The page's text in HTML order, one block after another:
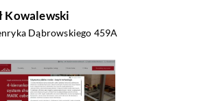
Kowalewski
Dąbrowskiego 459A